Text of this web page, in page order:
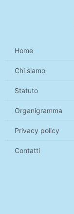
Home
Chi siamo
Statuto
Organigramma
Privacy policy
Contatti